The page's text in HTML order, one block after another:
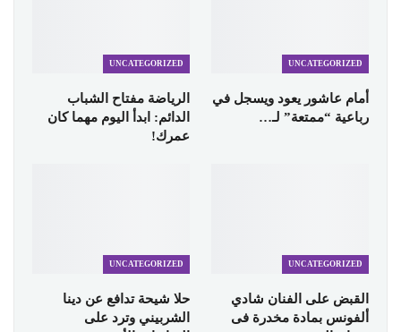
UNCATEGORIZED
أمام عاشور يعود ويسجل في
رباعية “ممتعة” لـ…
UNCATEGORIZED
الرياضة مفتاح الشباب
الدائم: ابدأ اليوم مهما كان
عمرك!
UNCATEGORIZED
القبض على الفنان شادي
ألفونس بمادة مخدرة فى
UNCATEGORIZED
حلا شيحة تدافع عن دينا
الشربيني وترد على